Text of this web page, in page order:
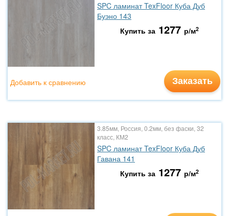
SPC ламинат TexFloor Куба Дуб
Буэно 143
Купить за 1277 р/м2
Заказать
Добавить к сравнению
3.85мм, Россия, 0.2мм, без фаски, 32
класс, КМ2
SPC ламинат TexFloor Куба Дуб
Гавана 141
Купить за 1277 р/м2